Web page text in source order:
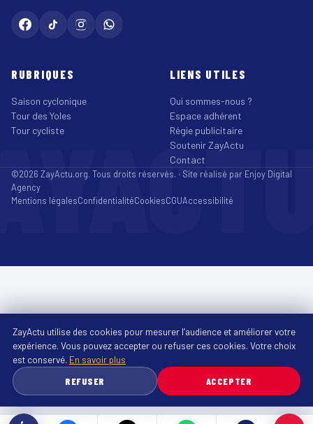
RUBRIQUES
Saison cyclonique
Tour des Yoles
Tour cycliste
LIENS UTILES
Qui sommes-nous ?
Espace adhérent
Régie publicitaire
Soutenir ZayActu
Contact
©2026 ZayActu.org. Tous droits réservés. · Site réalisé par Enjoy Digital
Agency
Mentions légalesConfidentialitéCookiesCGUAccessibilité
ZayActu utilise des cookies pour mesurer l’audience et améliorer votre
expérience. Vous pouvez accepter ou refuser ces cookies. Votre choix
est conservé. En savoir plus
REFUSER
ACCEPTER